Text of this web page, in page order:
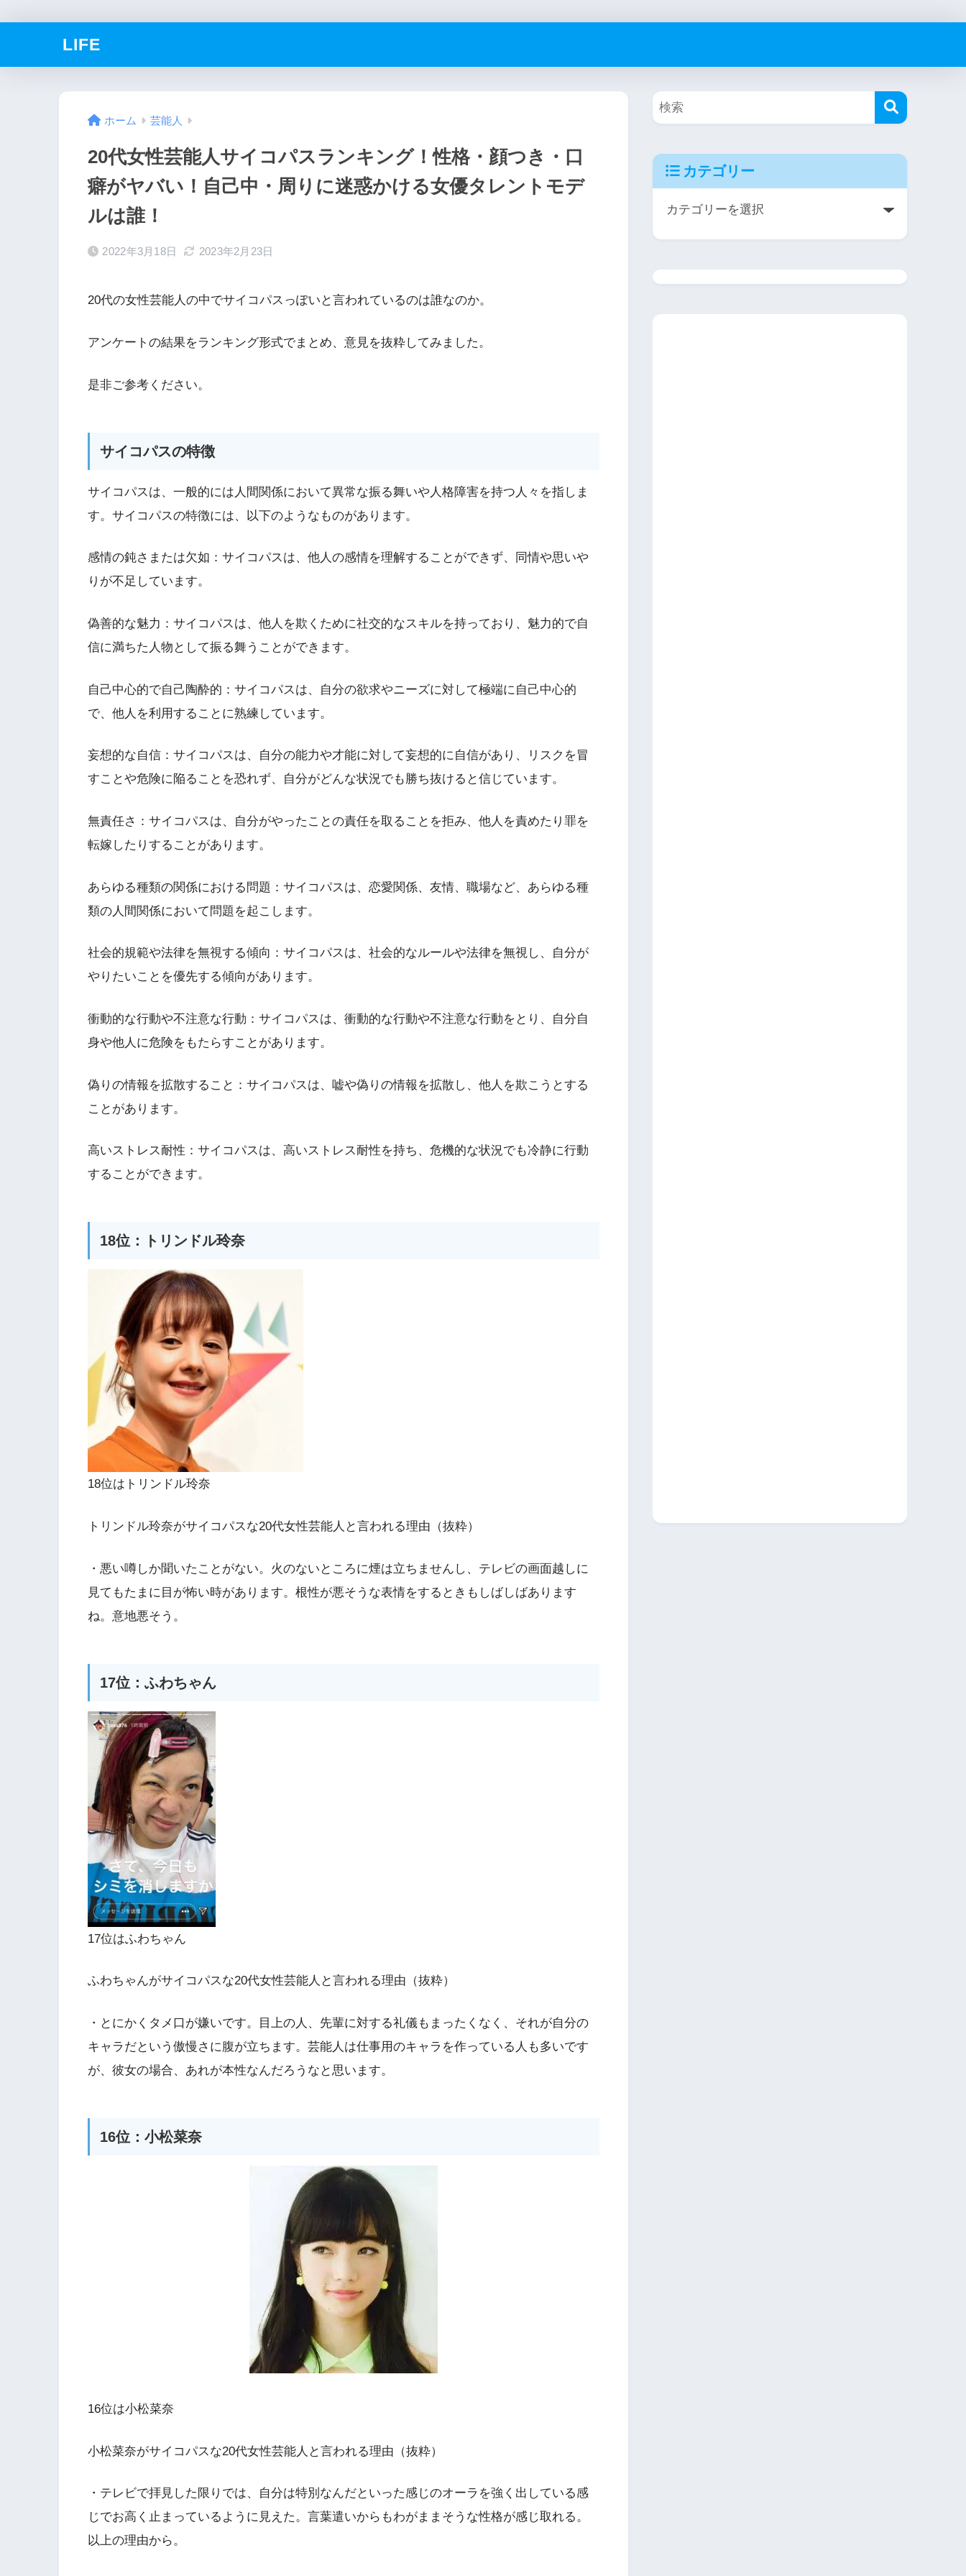
LIFE
ホーム 芸能人
20代女性芸能人サイコパスランキング！性格・顔つき・口
癖がヤバい！自己中・周りに迷惑かける女優タレントモデ
ルは誰！
2022年3月18日 2023年2月23日
20代の女性芸能人の中でサイコパスっぽいと言われているのは誰なのか。
アンケートの結果をランキング形式でまとめ、意見を抜粋してみました。
是非ご参考ください。
サイコパスの特徴
サイコパスは、一般的には人間関係において異常な振る舞いや人格障害を持つ人々を指しま
す。サイコパスの特徴には、以下のようなものがあります。
感情の鈍さまたは欠如：サイコパスは、他人の感情を理解することができず、同情や思いや
りが不足しています。
偽善的な魅力：サイコパスは、他人を欺くために社交的なスキルを持っており、魅力的で自
信に満ちた人物として振る舞うことができます。
自己中心的で自己陶酔的：サイコパスは、自分の欲求やニーズに対して極端に自己中心的
で、他人を利用することに熟練しています。
妄想的な自信：サイコパスは、自分の能力や才能に対して妄想的に自信があり、リスクを冒
すことや危険に陥ることを恐れず、自分がどんな状況でも勝ち抜けると信じています。
無責任さ：サイコパスは、自分がやったことの責任を取ることを拒み、他人を責めたり罪を
転嫁したりすることがあります。
あらゆる種類の関係における問題：サイコパスは、恋愛関係、友情、職場など、あらゆる種
類の人間関係において問題を起こします。
社会的規範や法律を無視する傾向：サイコパスは、社会的なルールや法律を無視し、自分が
やりたいことを優先する傾向があります。
衝動的な行動や不注意な行動：サイコパスは、衝動的な行動や不注意な行動をとり、自分自
身や他人に危険をもたらすことがあります。
偽りの情報を拡散すること：サイコパスは、嘘や偽りの情報を拡散し、他人を欺こうとする
ことがあります。
高いストレス耐性：サイコパスは、高いストレス耐性を持ち、危機的な状況でも冷静に行動
することができます。
18位：トリンドル玲奈
18位はトリンドル玲奈
トリンドル玲奈がサイコパスな20代女性芸能人と言われる理由（抜粋）
・悪い噂しか聞いたことがない。火のないところに煙は立ちませんし、テレビの画面越しに
見てもたまに目が怖い時があります。根性が悪そうな表情をするときもしばしばあります
ね。意地悪そう。
17位：ふわちゃん
17位はふわちゃん
ふわちゃんがサイコパスな20代女性芸能人と言われる理由（抜粋）
・とにかくタメ口が嫌いです。目上の人、先輩に対する礼儀もまったくなく、それが自分の
キャラだという傲慢さに腹が立ちます。芸能人は仕事用のキャラを作っている人も多いです
が、彼女の場合、あれが本性なんだろうなと思います。
16位：小松菜奈
16位は小松菜奈
小松菜奈がサイコパスな20代女性芸能人と言われる理由（抜粋）
・テレビで拝見した限りでは、自分は特別なんだといった感じのオーラを強く出している感
じでお高く止まっているように見えた。言葉遣いからもわがままそうな性格が感じ取れる。
以上の理由から。
カテゴリー